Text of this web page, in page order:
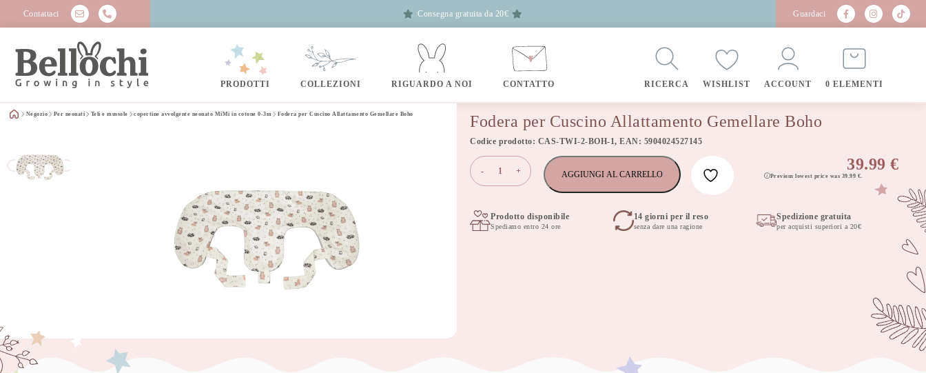
Contattaci Consegna gratuita da 20€ Guardaci
PRODOTTI COLLEZIONI RIGUARDO A NOI CONTATTO RICERCA WISHLIST ACCOUNT 0 ELEMENTI
Negozio Per neonati Teli e mussole copertine avvolgente neonato MiMi in cotone 0-3m Fodera per Cuscino Allattamento Gemellare Boho Fodera per Cuscino Allattamento Gemellare Boho
Codice prodotto: CAS-TWI-2-BOH-1, EAN: 5904024527145
-
Fodera
Gemellare
Boho
+ AGGIUNGI AL CARRELLO
39.99€
Previous lowest price was 39.99 €.
Prodotto disponibile
Spediamo entro 24 ore
14 giorni per il reso
senza dare una ragione
Spedizione gratuita
per acquisti superiori a 20€